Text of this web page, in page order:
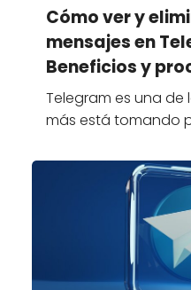
Cómo ver y
mensajes en
Beneficios y
Telegram es una
más está tomando